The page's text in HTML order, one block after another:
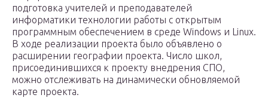
подготовка учителей и преподавателей
информатики технологии работы с открытым
программным обеспечением в среде Windows и Linux.
В ходе реализации проекта было объявлено о
расширении географии проекта. Число школ,
присоединившихся к проекту внедрения СПО,
можно отслеживать на динамически обновляемой
карте проекта.